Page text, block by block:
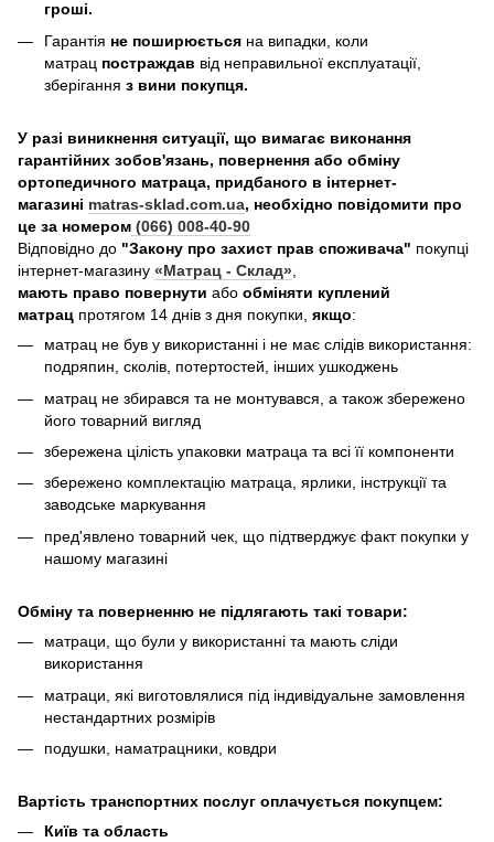
гроші.
Гарантія не поширюється на випадки, коли
матрац постраждав від неправильної експлуатації,
зберігання з вини покупця.
У разі виникнення ситуації, що вимагає виконання
гарантійних зобов'язань, повернення або обміну
ортопедичного матраца, придбаного в інтернет-
магазині matras-sklad.com.ua, необхідно повідомити про
це за номером (066) 008-40-90
Відповідно до "Закону про захист прав споживача" покупці
інтернет-магазину «Матрац - Склад»,
мають право повернути або обміняти куплений
матрац протягом 14 днів з дня покупки, якщо:
матрац не був у використанні і не має слідів використання:
подряпин, сколів, потертостей, інших ушкоджень
матрац не збирався та не монтувався, а також збережено
його товарний вигляд
збережена цілість упаковки матраца та всі її компоненти
збережено комплектацію матраца, ярлики, інструкції та
заводське маркування
пред'явлено товарний чек, що підтверджує факт покупки у
нашому магазині
Обміну та поверненню не підлягають такі товари:
матраци, що були у використанні та мають сліди
використання
матраци, які виготовлялися під індивідуальне замовлення
нестандартних розмірів
подушки, наматрацники, ковдри
Вартість транспортних послуг оплачується покупцем:
Київ та область